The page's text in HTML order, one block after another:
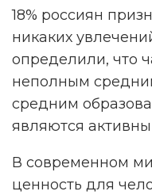
18% россиян
никаких
определили, что
неполным
средним
являются
В современном
ценность для